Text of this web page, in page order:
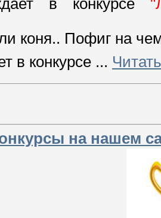
коня.. Пофиг на
в конкурсе ...
на нашем